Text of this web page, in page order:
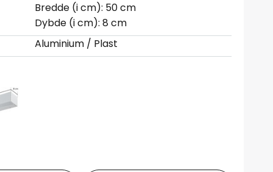
Bredde (i cm): 50 cm
Dybde (i cm): 8 cm
Aluminium / Plast